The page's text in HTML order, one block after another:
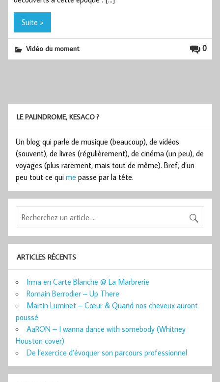
Suite »
0
Vidéo du moment
LE PALINDROME, KESACO ?
Un blog qui parle de musique (beaucoup), de vidéos
(souvent), de livres (régulièrement), de cinéma (un peu), de
voyages (plus rarement, mais tout de même). Bref, d’un
peu tout ce qui me passe par la tête.
ARTICLES RÉCENTS
Irma en Carte Blanche @ La Marbrerie
Romain Berrodier – Up There
Martin Luminet – Cœur & Quand nos cheveux auront
poussé
AaRON – I wanna dance with somebody (Whitney
Houston cover)
De l’exercice d’évoquer son parcours professionnel